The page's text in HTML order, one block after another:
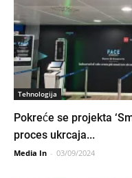
Tehnologija
Pokreće se projekta
proces ukrcaja...
Media In - 03/09/2024